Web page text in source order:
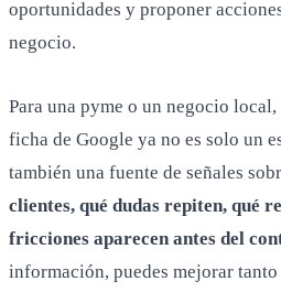
oportunidades y proponer
negocio.
Para una pyme o un negocio
ficha de Google ya no es solo un
también una fuente de señales
clientes, qué dudas repiten, qué
fricciones aparecen antes del
información, puedes mejorar